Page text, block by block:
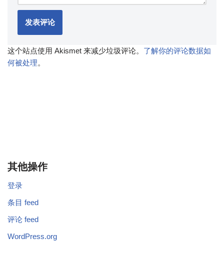
这个站点使用 Akismet 来减少垃圾评论。 了解你的评论数据如
何被处理。
其他操作
登录
条目 feed
评论 feed
WordPress.org